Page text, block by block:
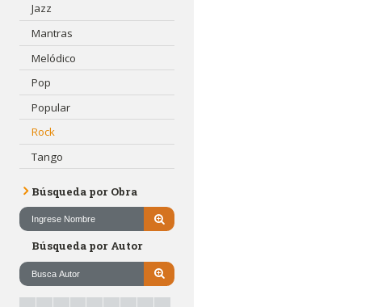
Jazz
Mantras
Melódico
Pop
Popular
Rock
Tango
Búsqueda por Obra
Búsqueda por Autor